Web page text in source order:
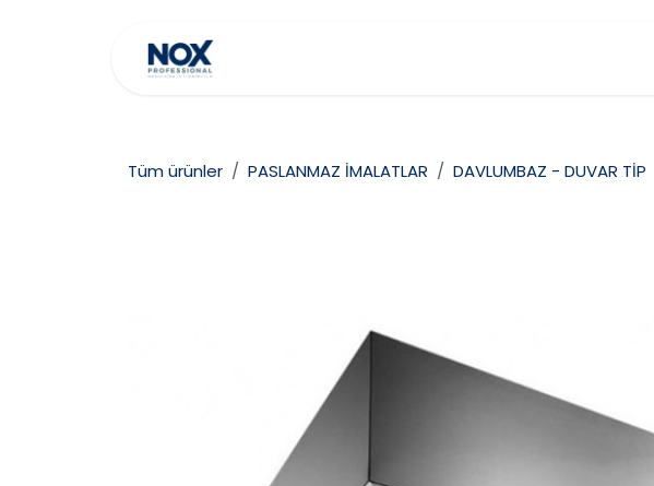
Tüm ürünler PASLANMAZ İMALATLAR DAVLUMBAZ - DUVAR TİP